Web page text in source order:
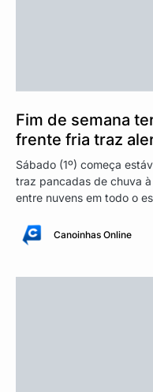
Fim de semana
frente fria traz
Sábado (1º) começa
traz pancadas de chuva
entre nuvens em todo o
Canoinhas Online